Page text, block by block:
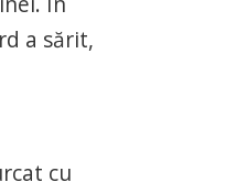
a sărit,
cu